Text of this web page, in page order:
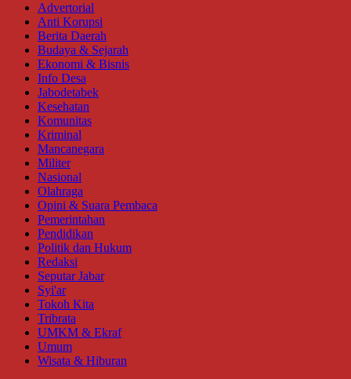
Advertorial
Anti Korupsi
Berita Daerah
Budaya & Sejarah
Ekonomi & Bisnis
Info Desa
Jabodetabek
Kesehatan
Komunitas
Kriminal
Mancanegara
Militer
Nasional
Olahraga
Opini & Suara Pembaca
Pemerintahan
Pendidikan
Politik dan Hukum
Redaksi
Seputar Jabar
Syi'ar
Tokoh Kita
Tribrata
UMKM & Ekraf
Umum
Wisata & Hiburan